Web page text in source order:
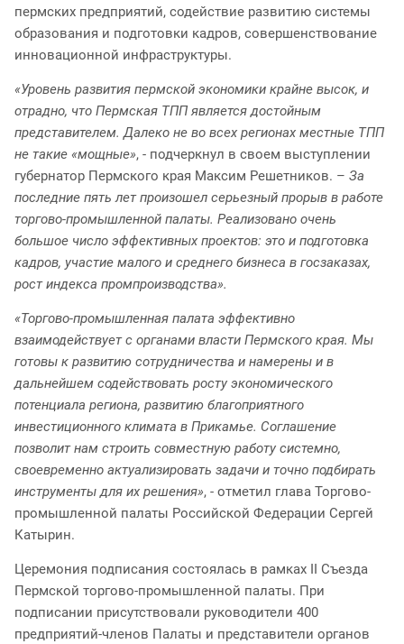
пермских предприятий, содействие развитию системы
образования и подготовки кадров, совершенствование
инновационной инфраструктуры.
«Уровень развития пермской экономики крайне высок, и
отрадно, что Пермская ТПП является достойным
представителем. Далеко не во всех регионах местные ТПП
не такие «мощные», - подчеркнул в своем выступлении
губернатор Пермского края Максим Решетников. – За
последние пять лет произошел серьезный прорыв в работе
торгово-промышленной палаты. Реализовано очень
большое число эффективных проектов: это и подготовка
кадров, участие малого и среднего бизнеса в госзаказах,
рост индекса промпроизводства».
«Торгово-промышленная палата эффективно
взаимодействует с органами власти Пермского края. Мы
готовы к развитию сотрудничества и намерены и в
дальнейшем содействовать росту экономического
потенциала региона, развитию благоприятного
инвестиционного климата в Прикамье. Соглашение
позволит нам строить совместную работу системно,
своевременно актуализировать задачи и точно подбирать
инструменты для их решения», - отметил глава Торгово-
промышленной палаты Российской Федерации Сергей
Катырин.
Церемония подписания состоялась в рамках II Съезда
Пермской торгово-промышленной палаты. При
подписании присутствовали руководители 400
предприятий-членов Палаты и представители органов